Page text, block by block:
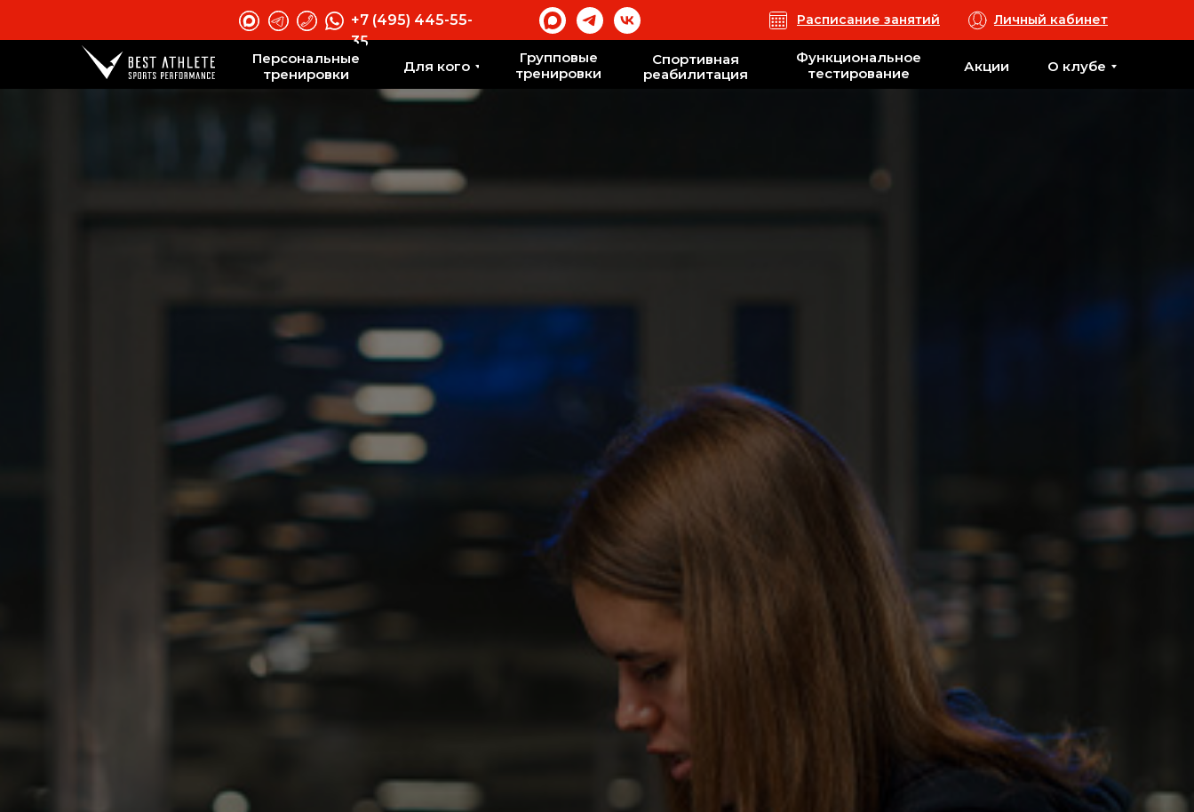
+7 (495) 445-55-
35
Личный кабинет
Расписание занятий
Персональные
тренировки
Для кого
Групповые
тренировки
Спортивная
реабилитация
Функциональное
тестирование
Акции О клубе